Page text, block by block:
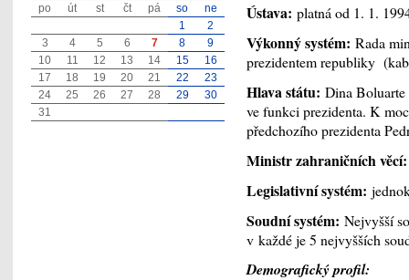
Ústava: platná od 1. 1.
Výkonný systém: Rada
prezidentem republiky
Hlava státu: Dina
ve funkci prezidenta. K
předchozího prezidenta
Ministr zahraničních
Legislativní systém:
Soudní systém: Nejvyšší
v každé je 5 nejvyšších
Demografický profil:
po út st čt pá so
ne
1
2
3
4 5 6 7 8
9
10
11 12 13 14 15
16
17
18 19 20 21 22
23
24
25 26 27 28 29
30
31